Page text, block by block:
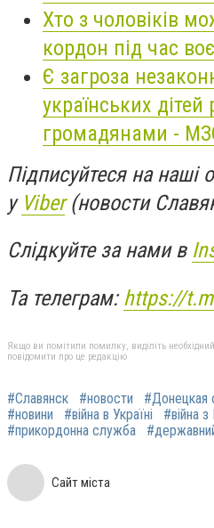
Хто з чоловіків
кордон під час
Є загроза
українських
громадянами -
Підписуйтеся на наші
у Viber(новости
Слідкуйте за нами в
Та телеграм:https://
Якщо ви помітили помилку, виділіть
повідомити про це редакцію
#Славянск #новости #Донецкая
#новини
#війна в Україні #війна
#прикордонна служба
Сайт міста